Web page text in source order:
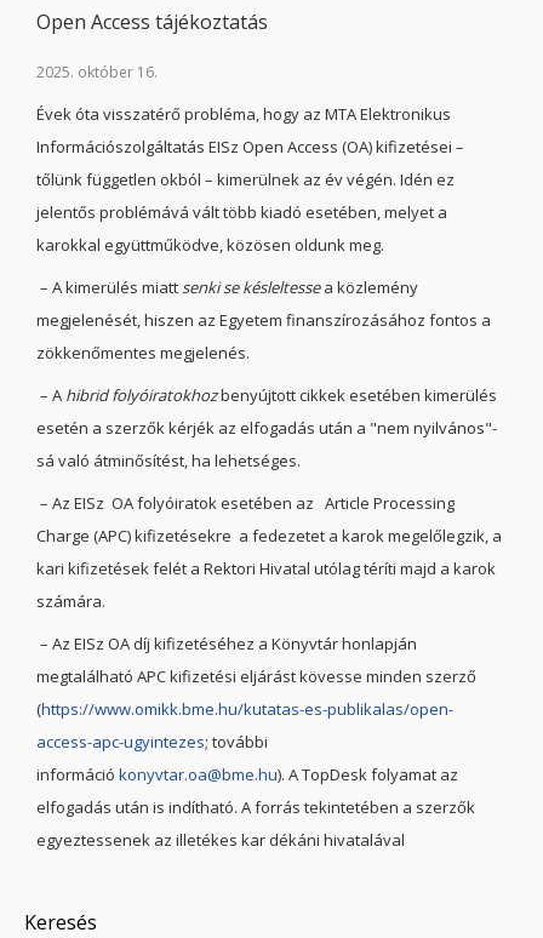
Open Access tájékoztatás
2025. október 16.
Évek óta visszatérő probléma, hogy az MTA Elektronikus
Információszolgáltatás EISz Open Access (OA) kifizetései –
tőlünk független okból – kimerülnek az év végén. Idén ez
jelentős problémává vált több kiadó esetében, melyet a
karokkal együttműködve, közösen oldunk meg.
– A kimerülés miattsenki se késleltessea közlemény
megjelenését, hiszen az Egyetem finanszírozásához fontos a
zökkenőmentes megjelenés.
– A hibrid folyóiratokhozbenyújtott cikkek esetében kimerülés
esetén a szerzők kérjék az elfogadás után a "nem nyilvános"-
sá való átminősítést, ha lehetséges.
– Az EISz OA folyóiratok esetében az Article Processing
Charge (APC) kifizetésekre a fedezetet a karok megelőlegzik, a
kari kifizetések felét a Rektori Hivatal utólag téríti majd a karok
számára.
– Az EISz OA díj kifizetéséhez a Könyvtár honlapján
megtalálható APC kifizetési eljárást kövesse minden szerző
(https://www.omikk.bme.hu/kutatas-es-publikalas/open-
access-apc-ugyintezes; további
információ konyvtar.oa@bme.hu). A TopDesk folyamat az
elfogadás után is indítható. A forrás tekintetében a szerzők
egyeztessenek az illetékes kar dékáni hivatalával
Keresés